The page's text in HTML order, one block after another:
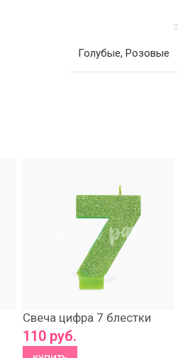
Голубые, Розовые
Свеча цифра 7 блестки
110 руб.